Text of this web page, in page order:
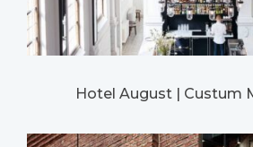
Hotel August | Custum